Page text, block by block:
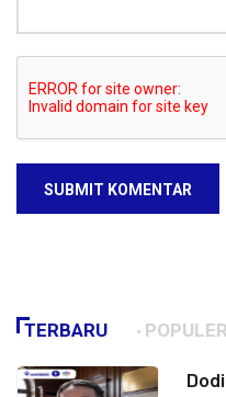
SUBMIT KOMENTAR
TERBARU POPULER